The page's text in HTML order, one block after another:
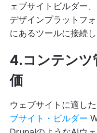
ェブサイトビルダー
デザインプラットフ
にあるツールに接続し
4.コンテンツ
価
ウェブサイトに適し
ブサイト・ビルダー